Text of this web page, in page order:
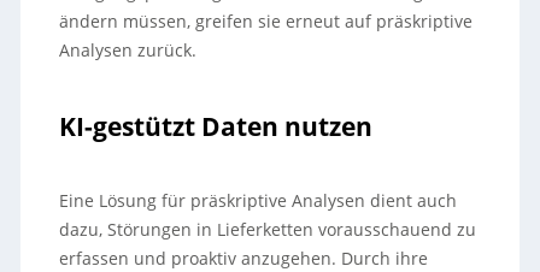
ändern müssen, greifen sie erneut auf präskriptive
Analysen zurück.
KI-gestützt Daten nutzen
Eine Lösung für präskriptive Analysen dient auch
dazu, Störungen in Lieferketten vorausschauend zu
erfassen und proaktiv anzugehen. Durch ihre